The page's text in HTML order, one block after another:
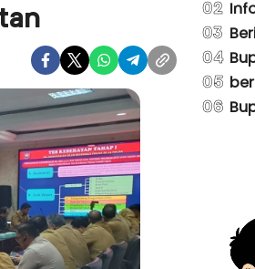
02
03
04
05
06